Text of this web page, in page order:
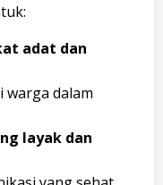
adat dan
dalam
layak dan